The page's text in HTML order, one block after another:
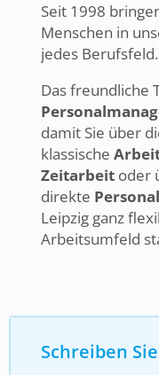
Seit 1998
Menschen in
jedes
Das freundliche
damit Sie über
klassische
Zeitarbeitoder
direkte
Leipzig ganz
Arbeitsumfeld
Schreiben